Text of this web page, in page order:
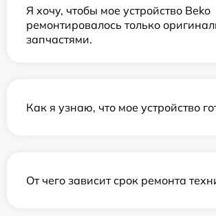
Я хочу, чтобы мое устройство Beko
ремонтировалось только
запчастями.
Как я узнаю, что мое устройство
От чего зависит срок ремонта